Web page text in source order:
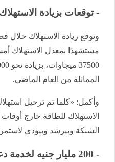
- توقعات بزيادة الاستهلاك 8% خلال فصل الصيف
المماثلة من العام الماضي.
وأكمل: «كلما تم ترحيل
الاستهلاك للطاقة خارج
الشبكة وبيرشد وبيؤدي
- 200 مليار جنيه